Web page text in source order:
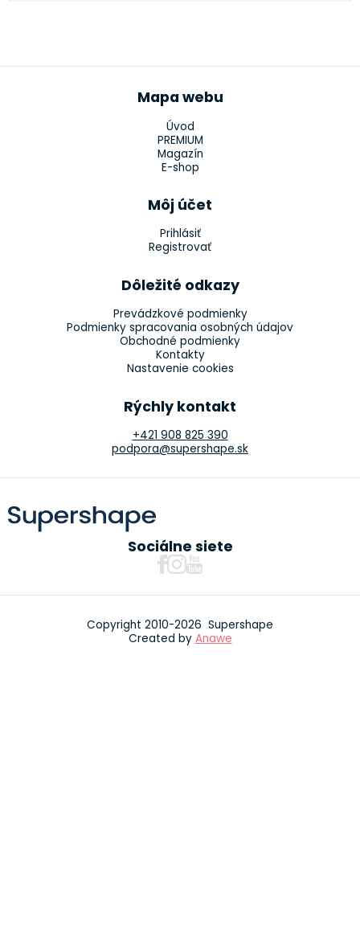
Mapa webu
Úvod
PREMIUM
Magazín
E-shop
Môj účet
Prihlásiť
Registrovať
Dôležité odkazy
Prevádzkové podmienky
Podmienky spracovania osobných údajov
Obchodné podmienky
Kontakty
Nastavenie cookies
Rýchly kontakt
+421 908 825 390
podpora@supershape.sk
Sociálne siete
Copyright 2010-2026 Supershape
Created by Anawe